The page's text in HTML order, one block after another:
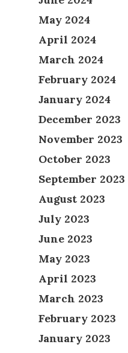
May 2024
April 2024
March 2024
February 2024
January 2024
December 2023
November 2023
October 2023
September 2023
August 2023
July 2023
June 2023
May 2023
April 2023
March 2023
February 2023
January 2023